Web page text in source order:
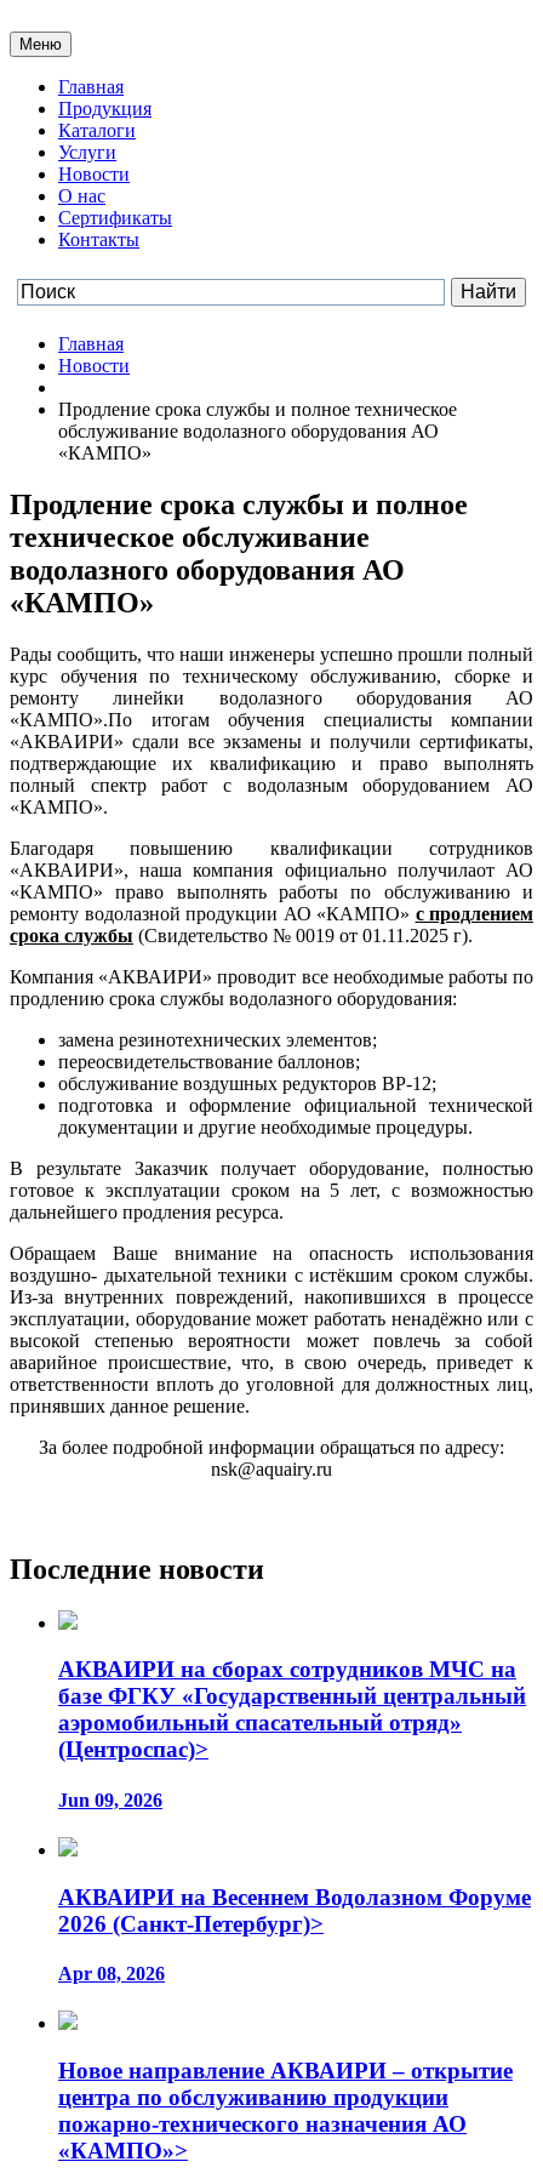
Меню
Главная
Продукция
Каталоги
Услуги
Новости
О нас
Сертификаты
Контакты
Главная
Новости
Продление срока службы и полное техническое
обслуживание водолазного оборудования АО
«КАМПО»
Продление срока службы и полное
техническое обслуживание
водолазного оборудования АО
«КАМПО»
Рады сообщить, что наши инженеры успешно прошли полный
курс обучения по техническому обслуживанию, сборке и
ремонту линейки водолазного оборудования АО
«КАМПО».По итогам обучения специалисты компании
«АКВАИРИ» сдали все экзамены и получили сертификаты,
подтверждающие их квалификацию и право выполнять
полный спектр работ с водолазным оборудованием АО
«КАМПО».
Благодаря повышению квалификации сотрудников
«АКВАИРИ», наша компания официально получилаот АО
«КАМПО» право выполнять работы по обслуживанию и
ремонту водолазной продукции АО «КАМПО» с продлением
срока службы (Свидетельство № 0019 от 01.11.2025 г).
Компания «АКВАИРИ» проводит все необходимые работы по
продлению срока службы водолазного оборудования:
замена резинотехнических элементов;
переосвидетельствование баллонов;
обслуживание воздушных редукторов ВР-12;
подготовка и оформление официальной технической
документации и другие необходимые процедуры.
В результате Заказчик получает оборудование, полностью
готовое к эксплуатации сроком на 5 лет, с возможностью
дальнейшего продления ресурса.
Обращаем Ваше внимание на опасность использования
воздушно- дыхательной техники с истёкшим сроком службы.
Из-за внутренних повреждений, накопившихся в процессе
эксплуатации, оборудование может работать ненадёжно или с
высокой степенью вероятности может повлечь за собой
аварийное происшествие, что, в свою очередь, приведет к
ответственности вплоть до уголовной для должностных лиц,
принявших данное решение.
За более подробной информации обращаться по адресу:
nsk@aquairy.ru
Последние новости
АКВАИРИ на сборах сотрудников МЧС на
базе ФГКУ «Государственный центральный
аэромобильный спасательный отряд»
(Центроспас)>
Jun 09, 2026
АКВАИРИ на Весеннем Водолазном Форуме
2026 (Санкт-Петербург)>
Apr 08, 2026
Новое направление АКВАИРИ – открытие
центра по обслуживанию продукции
пожарно-технического назначения АО
«КАМПО»>